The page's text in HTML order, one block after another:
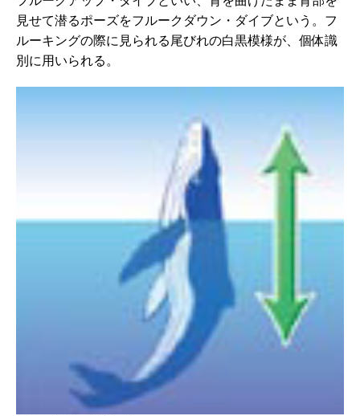
見せて潜るポーズをフルークダウン・ダイブという。フ
ルーキングの際に見られる尾びれの白黒模様が、個体識
別に用いられる。